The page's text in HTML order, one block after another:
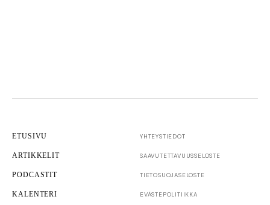
ETUSIVU
ARTIKKELIT
PODCASTIT
KALENTERI
YHTEYSTIEDOT
SAAVUTETTAVUUS­SELOSTE
TIETOSUOJASELOSTE
EVÄSTEPOLITIIKKA